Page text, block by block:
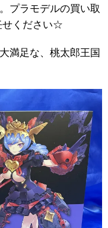
プラモデルの買い取
せください☆
満足な、桃太郎王国